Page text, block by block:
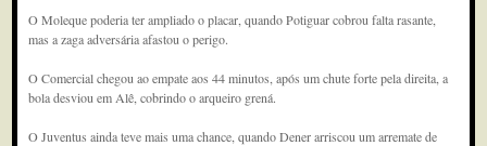
O Moleque poderia ter ampliado o placar, quando Potiguar cobrou falta rasante,
mas a zaga adversária afastou o perigo.
O Comercial chegou ao empate aos 44 minutos, após um chute forte pela direita, a
bola desviou em Alê, cobrindo o arqueiro grená.
O Juventus ainda teve mais uma chance, quando Dener arriscou um arremate de